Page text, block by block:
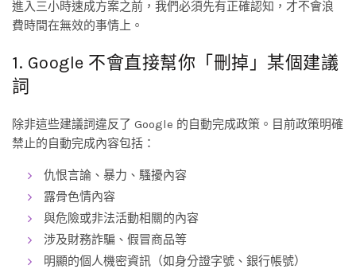
進入三小時速成方案之前，我們必須先有正確認知，才不會浪
費時間在無效的事情上。
1. Google 不會直接幫你「刪掉」某個建議
詞
除非這些建議詞違反了 Google 的自動完成政策。目前政策明確
禁止的自動完成內容包括：
仇恨言論、暴力、騷擾內容
露骨色情內容
與危險或非法活動相關的內容
涉及財務詐騙、假冒商品等
明顯的個人機密資訊（如身分證字號、銀行帳號）